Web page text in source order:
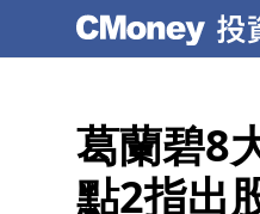
葛蘭碧8
點2指出